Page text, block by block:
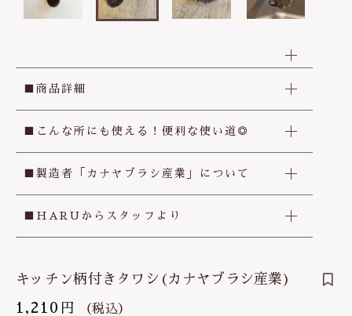
■商品詳細
■こんな所にも使える！便利な使い道◎
■製造者「カナヤブラシ産業」について
■HARUからスタッフより
キッチン柄付きタワシ(カナヤブラシ産業)
1,210 円 （税込）
お問い合わせ